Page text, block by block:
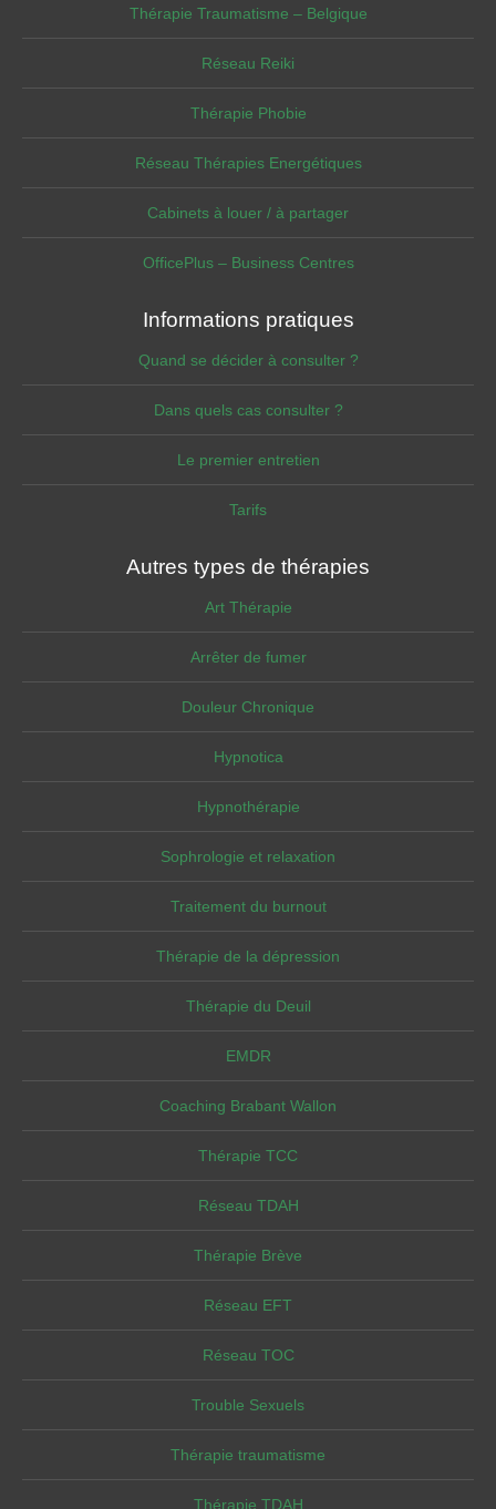
Thérapie Traumatisme – Belgique
Réseau Reiki
Thérapie Phobie
Réseau Thérapies Energétiques
Cabinets à louer / à partager
OfficePlus – Business Centres
Informations pratiques
Quand se décider à consulter ?
Dans quels cas consulter ?
Le premier entretien
Tarifs
Autres types de thérapies
Art Thérapie
Arrêter de fumer
Douleur Chronique
Hypnotica
Hypnothérapie
Sophrologie et relaxation
Traitement du burnout
Thérapie de la dépression
Thérapie du Deuil
EMDR
Coaching Brabant Wallon
Thérapie TCC
Réseau TDAH
Thérapie Brève
Réseau EFT
Réseau TOC
Trouble Sexuels
Thérapie traumatisme
Thérapie TDAH